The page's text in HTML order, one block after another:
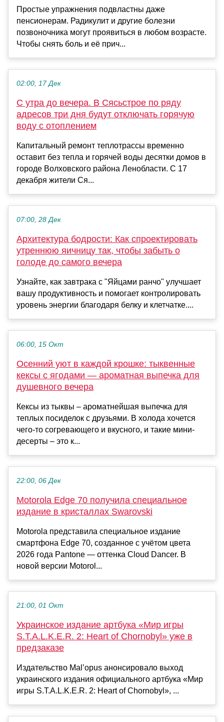
Простые упражнения подвластны даже
пенсионерам. Радикулит и другие болезни
позвоночника могут проявиться в любом возрасте.
Чтобы снять боль и её прич...
02:00, 17 Дек
С утра до вечера. В Сясьстрое по ряду
адресов три дня будут отключать горячую
воду с отоплением
Капитальный ремонт теплотрассы временно
оставит без тепла и горячей воды десятки домов в
городе Волховского района Ленобласти. С 17
декабря жители Ся...
07:00, 28 Дек
Архитектура бодрости: Как спроектировать
утреннюю яичницу так, чтобы забыть о
голоде до самого вечера
Узнайте, как завтрака с "Яйцами ранчо" улучшает
вашу продуктивность и помогает контролировать
уровень энергии благодаря белку и клетчатке....
06:00, 15 Окт
Осенний уют в каждой крошке: тыквенные
кексы с ягодами — ароматная выпечка для
душевного вечера
Кексы из тыквы – ароматнейшая выпечка для
теплых посиделок с друзьями. В холода хочется
чего-то согревающего и вкусного, и такие мини-
десерты – это к...
22:00, 06 Дек
Motorola Edge 70 получила специальное
издание в кристаллах Swarovski
Motorola представила специальное издание
смартфона Edge 70, созданное с учётом цвета
2026 года Pantone — оттенка Cloud Dancer. В
новой версии Motorol...
21:00, 01 Окт
Украинское издание артбука «Мир игры
S.T.A.L.K.E.R. 2: Heart of Chornobyl» уже в
предзаказе
Издательство Mal’opus анонсировало выход
украинского издания официального артбука «Мир
игры S.T.A.L.K.E.R. 2: Heart of Chornobyl», ...